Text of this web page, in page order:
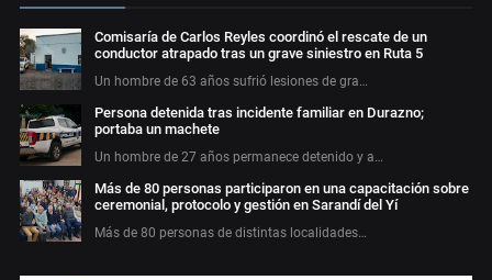
Comisaría de Carlos Reyles coordinó el rescate de un
conductor atrapado tras un grave siniestro en Ruta 5
Un hombre de 63 años sufrió lesiones de gra…
Persona detenida tras incidente familiar en Durazno;
portaba un machete
Un hombre de 27 años permanece detenido y a…
Más de 80 personas participaron en una capacitación sobre
ceremonial, protocolo y gestión en Sarandí del Yí
Más de 80 personas de distintas localidades…